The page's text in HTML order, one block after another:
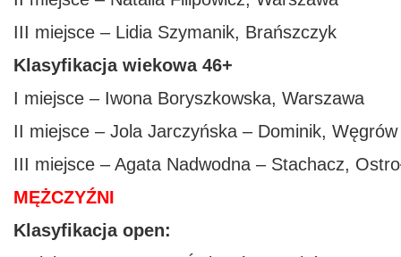
III miejsce – Lidia Szymanik, Brańszczyk
Klasyfikacja wiekowa 46+
I miejsce – Iwona Boryszkowska, Warszawa
II miejsce – Jola Jarczyńska – Dominik, Węgrów
III miejsce – Agata Nadwodna – Stachacz,
MĘŻCZYŹNI
Klasyfikacja open: